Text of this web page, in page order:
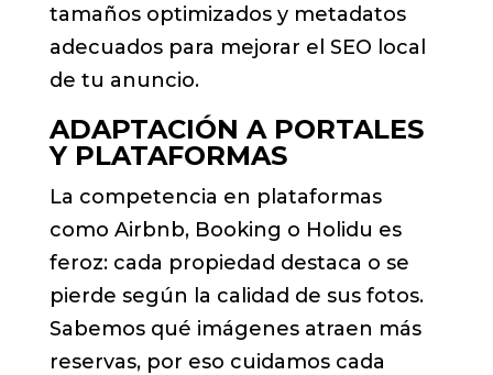
tamaños optimizados y metadatos
adecuados para mejorar el SEO local
de tu anuncio.
ADAPTACIÓN A PORTALES
Y PLATAFORMAS
La competencia en plataformas
como Airbnb, Booking o Holidu es
feroz: cada propiedad destaca o se
pierde según la calidad de sus fotos.
Sabemos qué imágenes atraen más
reservas, por eso cuidamos cada